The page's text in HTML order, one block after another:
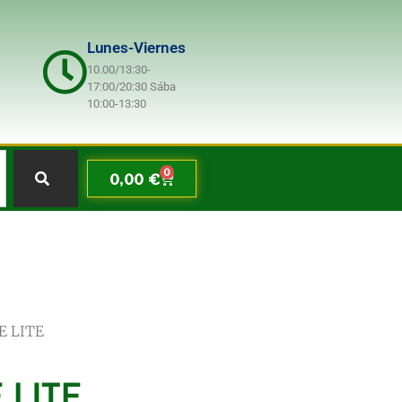
Lunes-Viernes
10.00/13:30-
17:00/20:30 Sába
10:00-13:30
0,00 € 0
LITE